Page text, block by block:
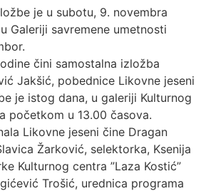
je u subotu, 9. novembra
Galeriji savremene umetnosti
čini samostalna izložba
Jakšić, pobednice Likovne jeseni
je istog dana, u galeriji Kulturnog
početkom u 13.00 časova.
Likovne jeseni čine Dragan
Žarković, selektorka, Ksenija
Kulturnog centra ”Laza Kostić”
Trošić, urednica programa